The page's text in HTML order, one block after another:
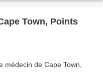
Town, Points